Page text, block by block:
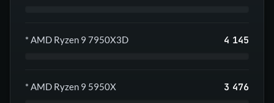
* AMD Ryzen 9 7950X3D 4 145
* AMD Ryzen 9 5950X 3 476